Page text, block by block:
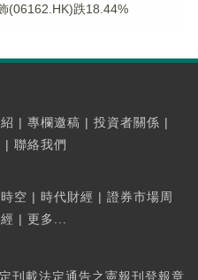
(06162.HK)跌18.44%
| 專欄邀稿 | 投資者關係 |
| 聯絡我們
空 | 時代財經 | 證券市場周
| 更多...
刊載法定通告之憲報刊登報章